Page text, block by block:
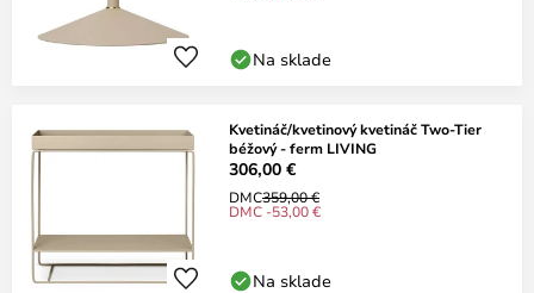
Na sklade
Kvetináč/kvetinový kvetináč Two-Tier
béžový - ferm LIVING
306,00 €
DMC359,00 €
DMC -53,00 €
Na sklade